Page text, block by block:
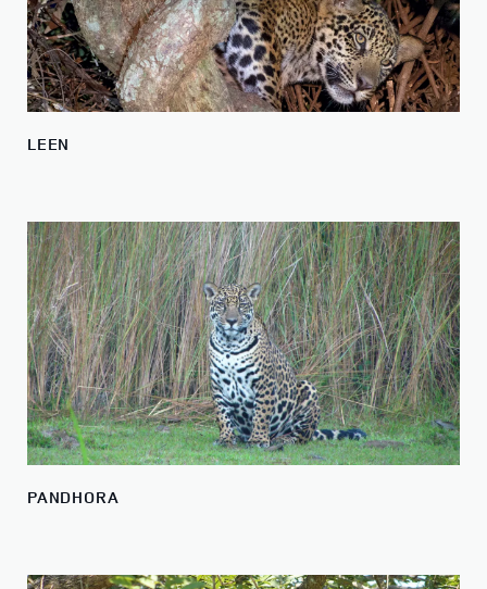
LEEN
PANDHORA